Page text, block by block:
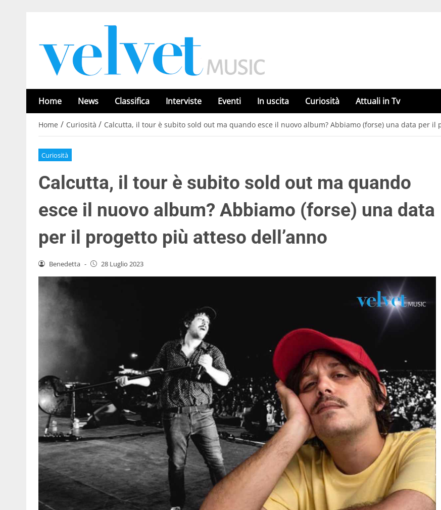
Home News Classifica Interviste Eventi In uscita Curiosità Attuali in Tv
Home / Curiosità / Calcutta, il tour è subito sold out ma quando esce il nuovo album? Abbiamo (forse) una data per il
Curiosità
Calcutta, il tour è subito sold out ma quando
esce il nuovo album? Abbiamo (forse) una data
per il progetto più atteso dell’anno
Benedetta - 28 Luglio 2023